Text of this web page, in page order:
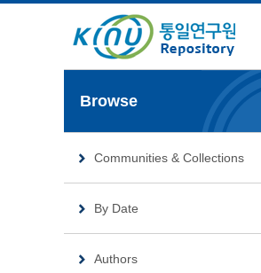
Browse
Communities & Collections
By Date
Authors